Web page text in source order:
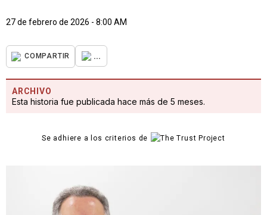
27 de febrero de 2026 - 8:00 AM
COMPARTIR ...
ARCHIVO
Esta historia fue publicada hace más de 5 meses.
Se adhiere a los criterios de